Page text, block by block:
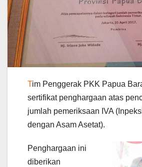
Tim Penggerak PKK Papua
sertifikat penghargaan atas
jumlah pemeriksaan IVA
dengan Asam Asetat).
Penghargaan ini
diberikan